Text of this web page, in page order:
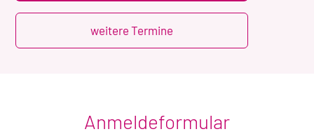
weitere Termine
Anmeldeformular